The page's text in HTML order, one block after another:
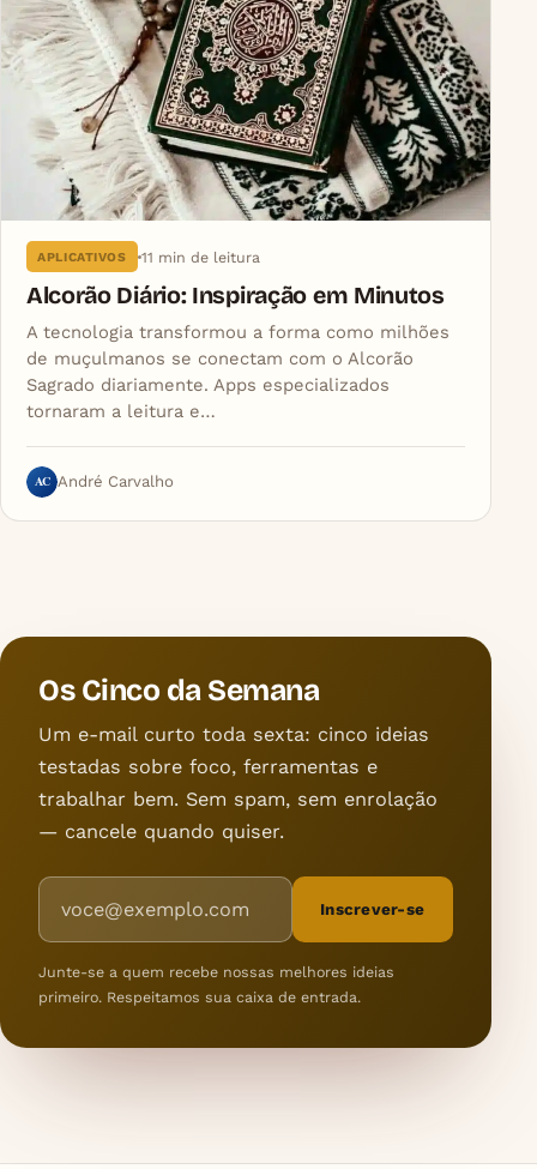
APLICATIVOS 11 min de leitura
Alcorão Diário: Inspiração em Minutos
A tecnologia transformou a forma como milhões
de muçulmanos se conectam com o Alcorão
Sagrado diariamente. Apps especializados
tornaram a leitura e…
AC André Carvalho
Os Cinco da Semana
Um e-mail curto toda sexta: cinco ideias
testadas sobre foco, ferramentas e
trabalhar bem. Sem spam, sem enrolação
— cancele quando quiser.
Endereço de e-mail
Inscrever-se
Junte-se a quem recebe nossas melhores ideias
primeiro. Respeitamos sua caixa de entrada.